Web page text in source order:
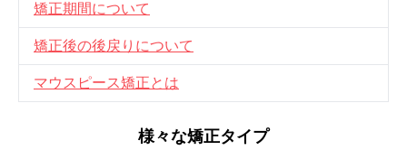
矯正期間について
矯正後の後戻りについて
マウスピース矯正とは
様々な矯正タイプ